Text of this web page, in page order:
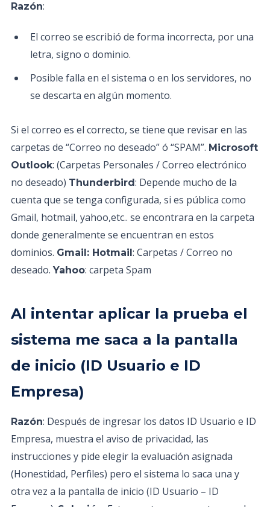
Razón:
El correo se escribió de forma incorrecta, por una
letra, signo o dominio.
Posible falla en el sistema o en los servidores, no
se descarta en algún momento.
Si el correo es el correcto, se tiene que revisar en las
carpetas de “Correo no deseado” ó “SPAM”. Microsoft
Outlook: (Carpetas Personales / Correo electrónico
no deseado) Thunderbird: Depende mucho de la
cuenta que se tenga configurada, si es pública como
Gmail, hotmail, yahoo,etc.. se encontrara en la carpeta
donde generalmente se encuentran en estos
dominios. Gmail: Hotmail: Carpetas / Correo no
deseado. Yahoo: carpeta Spam
Al intentar aplicar la prueba el
sistema me saca a la pantalla
de inicio (ID Usuario e ID
Empresa)
Razón: Después de ingresar los datos ID Usuario e ID
Empresa, muestra el aviso de privacidad, las
instrucciones y pide elegir la evaluación asignada
(Honestidad, Perfiles) pero el sistema lo saca una y
otra vez a la pantalla de inicio (ID Usuario – ID